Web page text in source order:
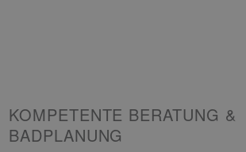
KOMPETENTE BERATUNG &
BADPLANUNG